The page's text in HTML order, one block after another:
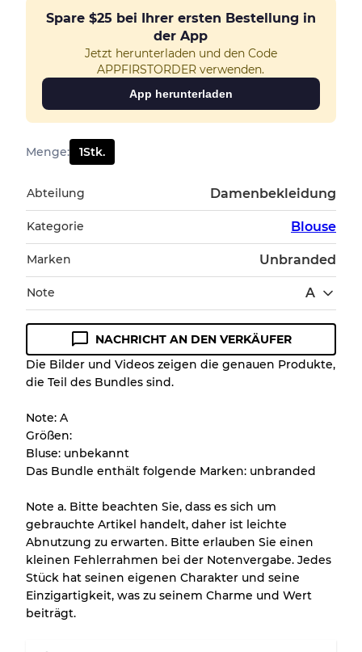
Spare $25 bei Ihrer ersten Bestellung in
der App
Jetzt herunterladen und den Code
APPFIRSTORDER verwenden.
App herunterladen
Menge: 1Stk.
Abteilung Damenbekleidung
Kategorie Blouse
Marken Unbranded
Note A
Zustandsrichtlinie
Alle Produkte enthalten eine Qualitätsstufe,
jedes Artikels vor dem Kauf nachvollziehen
können.
Es gibt eine Fehlermarge von bis zu
Unser 3-Stufen-System
Note AFast neu, leichte Abnutzung
NACHRICHT AN DEN VERKÄUFER
Die Bilder und Videos zeigen die genauen Produkte,
die Teil des Bundles sind.
Note: A
Größen:
Bluse: unbekannt
Das Bundle enthält folgende Marken: unbranded
Note a. Bitte beachten Sie, dass es sich um
gebrauchte Artikel handelt, daher ist leichte
Abnutzung zu erwarten. Bitte erlauben Sie einen
kleinen Fehlerrahmen bei der Notenvergabe. Jedes
Stück hat seinen eigenen Charakter und seine
Einzigartigkeit, was zu seinem Charme und Wert
beiträgt.